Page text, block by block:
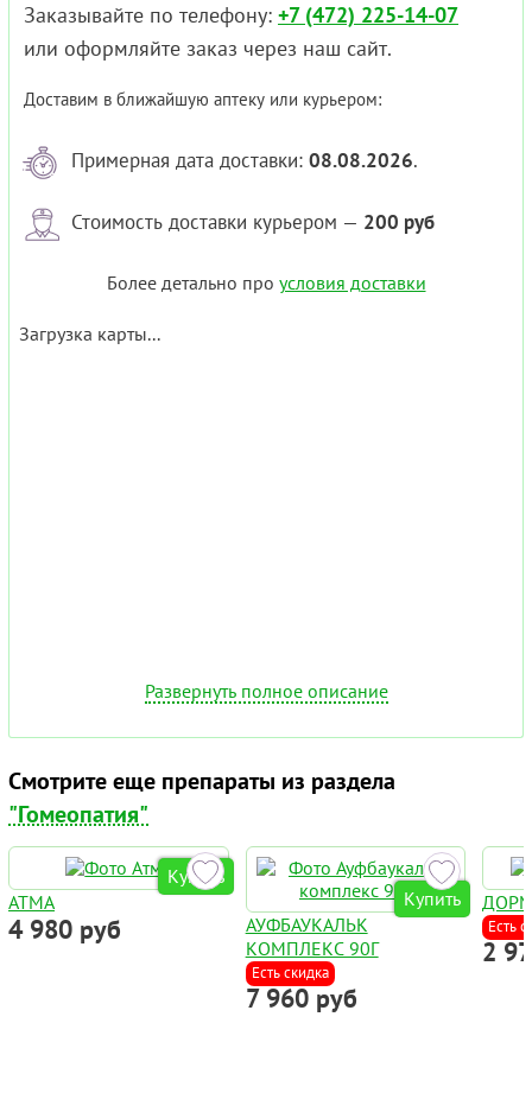
Заказывайте по телефону: +7 (472) 225-14-07
или оформляйте заказ через наш сайт.
Доставим в ближайшую аптеку или курьером:
Примерная дата доставки: 08.08.2026.
Стоимость доставки курьером — 200 руб
Более детально про условия доставки
Загрузка карты...
Развернуть полное описание
Смотрите еще препараты из раздела
"Гомеопатия"
Купить
АТМА
4 980 руб
Купить
АУФБАУКАЛЬК
КОМПЛЕКС 90Г
Есть скидка
7 960 руб
Есть
2